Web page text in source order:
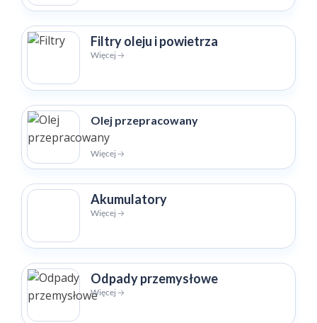
Filtry oleju i powietrza
Więcej 🡢
Olej przepracowany
Więcej 🡢
Akumulatory
Więcej 🡢
Odpady przemysłowe
Więcej 🡢